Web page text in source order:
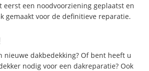
een noodvoorziening geplaatst en
gemaakt voor de definitieve reparatie.
nieuwe dakbedekking? Of bent heeft u
nodig voor een dakreparatie? Ook